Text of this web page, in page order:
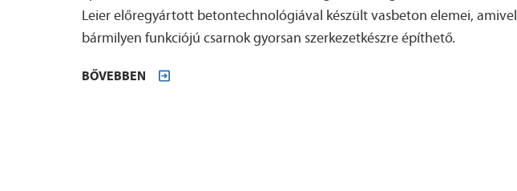
Leier előregyártott betontechnológiával készült vasbeton elemei, amivel
bármilyen funkciójú csarnok gyorsan szerkezetkészre építhető.
BŐVEBBEN